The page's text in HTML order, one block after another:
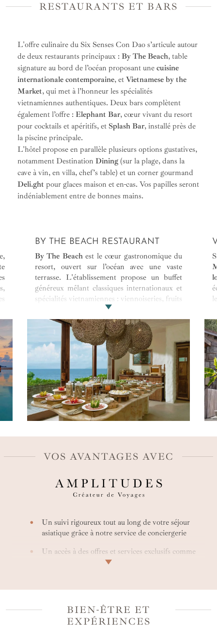
RESTAURANTS ET BARS
L'offre culinaire du Six Senses Con Dao s’articule autour
de deux restaurants principaux : By The Beach, table
signature au bord de l’océan proposant une cuisine
internationale contemporaine, et Vietnamese by the
Market, qui met à l’honneur les spécialités
vietnamiennes authentiques. Deux bars complètent
également l’offre : Elephant Bar, cœur vivant du resort
pour cocktails et apéritifs, et Splash Bar, installé près de
la piscine principale.
L'hôtel propose en parallèle plusieurs options gustatives,
notamment Destination Dining (sur la plage, dans la
cave à vin, en villa, chef’s table) et un corner gourmand
Deli.ght pour glaces maison et en-cas. Vos papilles seront
indéniablement entre de bonnes mains.
BY THE BEACH RESTAURANT
By The Beachest le cœur gastronomique du
resort, ouvert sur l’océan avec une vaste
terrasse. L'établissement propose un buffet
généreux mêlant classiques internationaux et
spécialités vietnamiennes : viennoiseries, fruits
tropicaux, jus de fruit pressés... Avec un seul
mot d'ordre, manger local. L'ambiance
tamisée et rythmée par lebruit des vagues
fait un lieu privilégiée pour un dîner
romantique.
VOS AVANTAGES AVEC
Un suivi rigoureux tout au long de votre séjour
asiatique grâce à notre service de conciergerie
Un accès à des offres et services exclusifs comme
des early check-in ou des surclassements
possibilité d’accéder à des tarifs privilégiés
Une expertise de votre créateur de voyage
spécialisé
BIEN-ÊTRE ET
EXPÉRIENCES